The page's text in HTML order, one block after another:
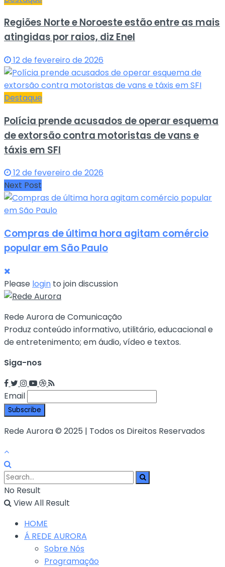
Regiões Norte e Noroeste estão entre as mais
atingidas por raios, diz Enel
12 de fevereiro de 2026
Destaque
Polícia prende acusados de operar esquema
de extorsão contra motoristas de vans e
táxis em SFI
12 de fevereiro de 2026
Next Post
Compras de última hora agitam comércio
popular em São Paulo
Please login to join discussion
Rede Aurora de Comunicação
Produz conteúdo informativo, utilitário, educacional e
de entretenimento; em áudio, vídeo e textos.
Siga-nos
Email
Rede Aurora © 2025 | Todos os Direitos Reservados
No Result
View All Result
HOME
Á REDE AURORA
Sobre Nós
Programação